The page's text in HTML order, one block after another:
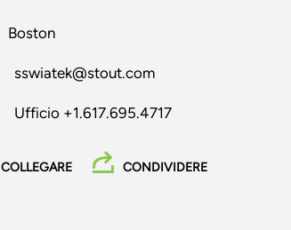
Boston
sswiatek@stout.com
Ufficio +1.617.695.4717
COLLEGARE CONDIVIDERE